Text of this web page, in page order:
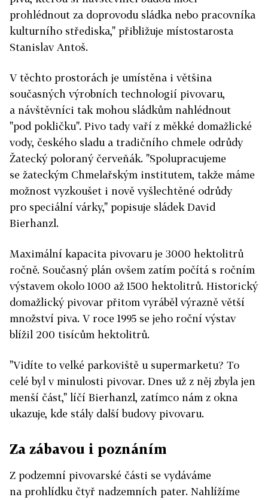
prohlédnout za doprovodu sládka nebo pracovníka
kulturního střediska," přibližuje místostarosta
Stanislav Antoš.
V těchto prostorách je umístěna i většina
současných výrobních technologií pivovaru,
a návštěvníci tak mohou sládkům nahlédnout
"pod pokličku". Pivo tady vaří z měkké domažlické
vody, českého sladu a tradičního chmele odrůdy
Žatecký poloraný červeňák. "Spolupracujeme
se žateckým Chmelařským institutem, takže máme
možnost vyzkoušet i nově vyšlechtěné odrůdy
pro speciální várky," popisuje sládek David
Bierhanzl.
Maximální kapacita pivovaru je 3000 hektolitrů
ročně. Současný plán ovšem zatím počítá s ročním
výstavem okolo 1000 až 1500 hektolitrů. Historický
domažlický pivovar přitom vyráběl výrazně větší
množství piva. V roce 1995 se jeho roční výstav
blížil 200 tisícům hektolitrů.
"Vidíte to velké parkoviště u supermarketu? To
celé byl v minulosti pivovar. Dnes už z něj zbyla jen
menší část," líčí Bierhanzl, zatímco nám z okna
ukazuje, kde stály další budovy pivovaru.
Za zábavou i poznáním
Z podzemní pivovarské části se vydáváme
na prohlídku čtyř nadzemních pater. Nahlížíme